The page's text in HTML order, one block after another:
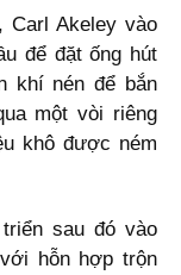
Akeley vào
để đặt ống hút
khí nén để bắn
một vòi riêng
khô được ném
sau đó vào
hỗn hợp trộn